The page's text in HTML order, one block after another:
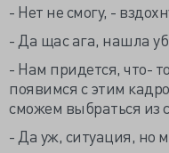
- Нет не смогу, -
- Да щас ага, нашла
- Нам придется, что-
появимся с этим
сможем выбраться из
- Да уж, ситуация, но